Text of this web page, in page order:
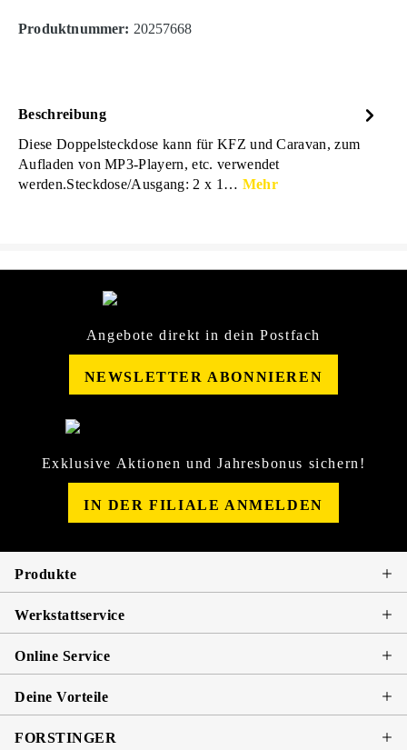
Produktnummer: 20257668
Beschreibung
Diese Doppelsteckdose kann für KFZ und Caravan, zum
Aufladen von MP3-Playern, etc. verwendet
werden.Steckdose/Ausgang: 2 x 1… Mehr
Angebote direkt in dein Postfach
NEWSLETTER ABONNIEREN
Exklusive Aktionen und Jahresbonus sichern!
IN DER FILIALE ANMELDEN
Produkte
Werkstattservice
Online Service
Deine Vorteile
FORSTINGER